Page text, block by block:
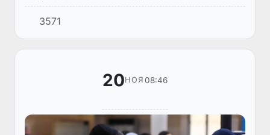
нақша гирифта шудааст. Парвозҳои
мунтазами ҳавопаймоӣ бинобар хатсайри
«Куала-Лумпур – Тошканд – Куа...
3571
20НОЯ 08:46